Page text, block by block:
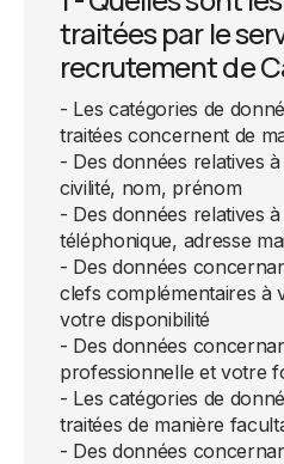
traitées par le
recrutement de
- Les catégories de
traitées concernent de
- Des données relatives
civilité, nom, prénom
- Des données relatives
téléphonique, adresse
- Des données
clefs complémentaires à
votre disponibilité
- Des données
professionnelle et votre
- Les catégories de
traitées de manière
- Des données